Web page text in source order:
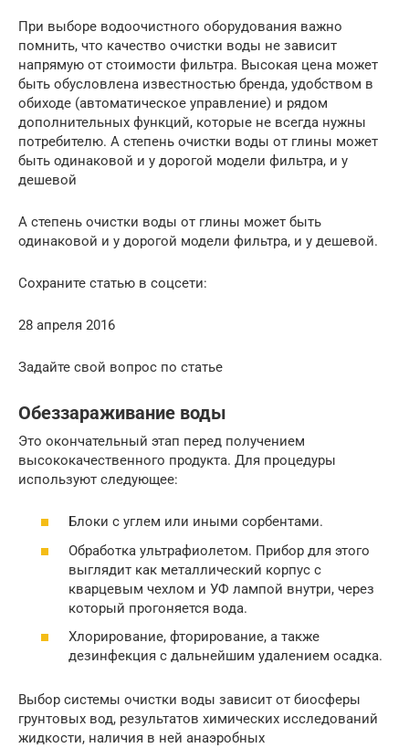
При выборе водоочистного оборудования важно
помнить, что качество очистки воды не зависит
напрямую от стоимости фильтра. Высокая цена может
быть обусловлена известностью бренда, удобством в
обиходе (автоматическое управление) и рядом
дополнительных функций, которые не всегда нужны
потребителю. А степень очистки воды от глины может
быть одинаковой и у дорогой модели фильтра, и у
дешевой
А степень очистки воды от глины может быть
одинаковой и у дорогой модели фильтра, и у дешевой.
Сохраните статью в соцсети:
28 апреля 2016
Задайте свой вопрос по статье
Обеззараживание воды
Это окончательный этап перед получением
высококачественного продукта. Для процедуры
используют следующее:
Блоки с углем или иными сорбентами.
Обработка ультрафиолетом. Прибор для этого
выглядит как металлический корпус с
кварцевым чехлом и УФ лампой внутри, через
который прогоняется вода.
Хлорирование, фторирование, а также
дезинфекция с дальнейшим удалением осадка.
Выбор системы очистки воды зависит от биосферы
грунтовых вод, результатов химических исследований
жидкости, наличия в ней анаэробных